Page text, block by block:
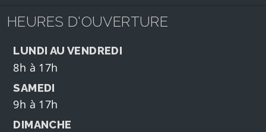
HEURES D'OUVERTURE
LUNDI AU VENDREDI
8h à 17h
SAMEDI
9h à 17h
DIMANCHE